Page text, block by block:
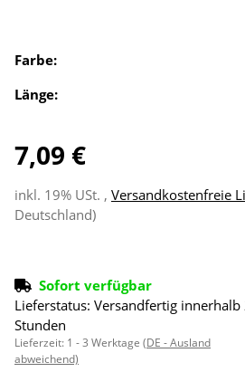
Farbe:
Länge:
7,09 €
inkl. 19% USt. , Versandkostenfreie
Deutschland)
Sofort verfügbar
Lieferstatus: Versandfertig innerhalb
Stunden
Lieferzeit: 1 - 3 Werktage (DE - Ausland
abweichend)